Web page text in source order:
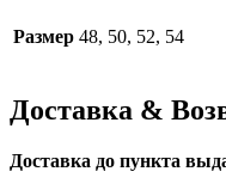
Размер 48, 50, 52, 54
Доставка &
Доставка до пункта